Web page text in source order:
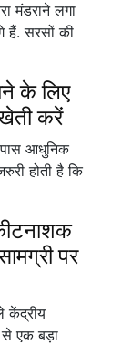
मंडराने लगा
सरसों की
के लिए
करें
आधुनिक
होती है कि
पर
केंद्रीय
से एक बड़ा